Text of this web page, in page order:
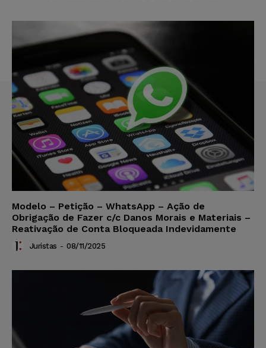
Modelo – Petição – WhatsApp – Ação de
Obrigação de Fazer c/c Danos Morais e Materiais –
Reativação de Conta Bloqueada Indevidamente
Juristas - 08/11/2025